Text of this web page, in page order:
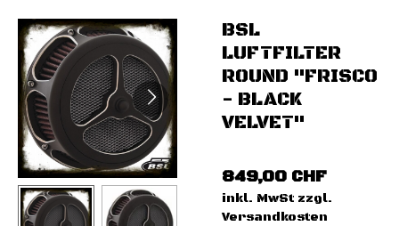
BSL
LUFTFILTER
ROUND "FRISCO
- BLACK
VELVET"
849,00 CHF
inkl. MwSt zzgl.
Versandkosten